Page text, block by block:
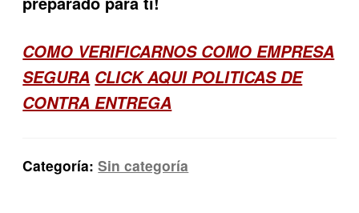
COMO VERIFICARNOS COMO EMPRESA
SEGURA CLICK AQUI POLITICAS DE
CONTRA ENTREGA
Categoría:Sin categoría